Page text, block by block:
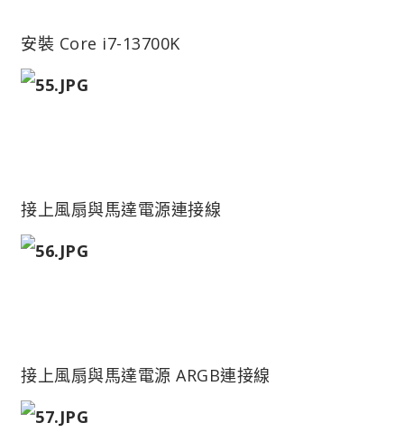
安裝 Core i7-13700K
接上風扇與馬達電源連接線
接上風扇與馬達電源 ARGB連接線